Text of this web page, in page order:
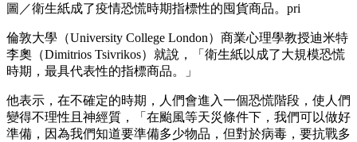
圖／衛生紙成了疫情恐慌時期指標性的囤貨商品。pri
倫敦大學（University College London）商業心理學教授迪米特
李奧（Dimitrios Tsivrikos）就說，「衛生紙以成了大規模恐慌
時期，最具代表性的指標商品。」
他表示，在不確定的時期，人們會進入一個恐慌階段，使人們
變得不理性且神經質，「在颱風等天災條件下，我們可以做好
準備，因為我們知道要準備多少物品，但對於病毒，要抗戰多